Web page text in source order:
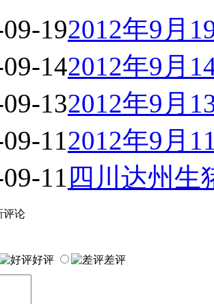
192012年9月
142012年9月
132012年9月
112012年9月
11 四川达州生
评论
好评 差评